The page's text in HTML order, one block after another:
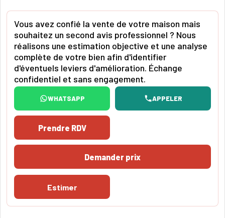
Vous avez confié la vente de votre maison mais
souhaitez un second avis professionnel ? Nous
réalisons une estimation objective et une analyse
complète de votre bien afin d'identifier
d'éventuels leviers d'amélioration. Échange
confidentiel et sans engagement.
WHATSAPP APPELER
Prendre RDV
Demander prix
Estimer